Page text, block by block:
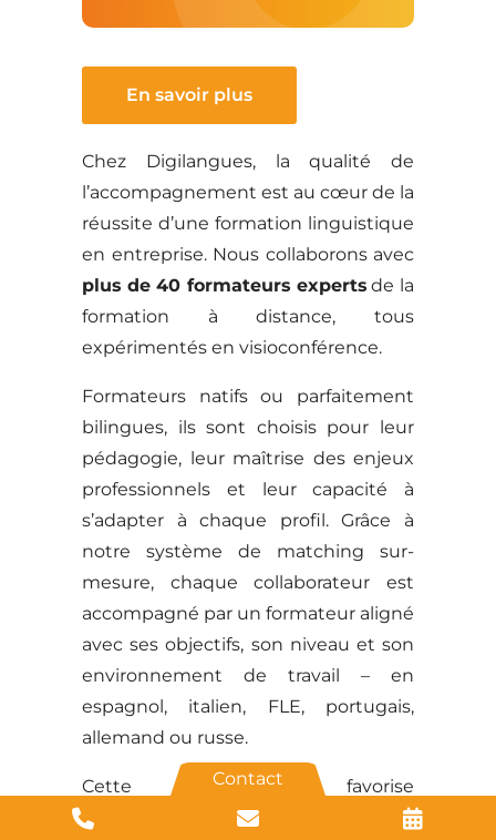
En savoir plus
Chez Digilangues, la qualité de
l’accompagnement est au cœur de la
réussite d’une formation linguistique
en entreprise. Nous collaborons avec
plus de 40 formateurs expertsde la
formation à distance, tous
expérimentés en visioconférence.
Formateurs natifs ou parfaitement
bilingues, ils sont choisis pour leur
pédagogie, leur maîtrise des enjeux
professionnels et leur capacité à
s’adapter à chaque profil. Grâce à
notre système de matching sur-
mesure, chaque collaborateur est
accompagné par un formateur aligné
avec ses objectifs, son niveau et son
environnement de travail – en
espagnol, italien, FLE, portugais,
allemand ou russe.
Cette approche favorise
l’engagement, la progression et un
Contact